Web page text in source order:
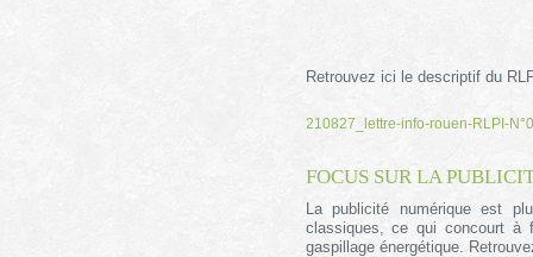
Retrouvez ici le descriptif du
210827_lettre-info-rouen-RLPI-
FOCUS SUR LA
La publicité numérique est
classiques, ce qui concourt à
gaspillage énergétique.